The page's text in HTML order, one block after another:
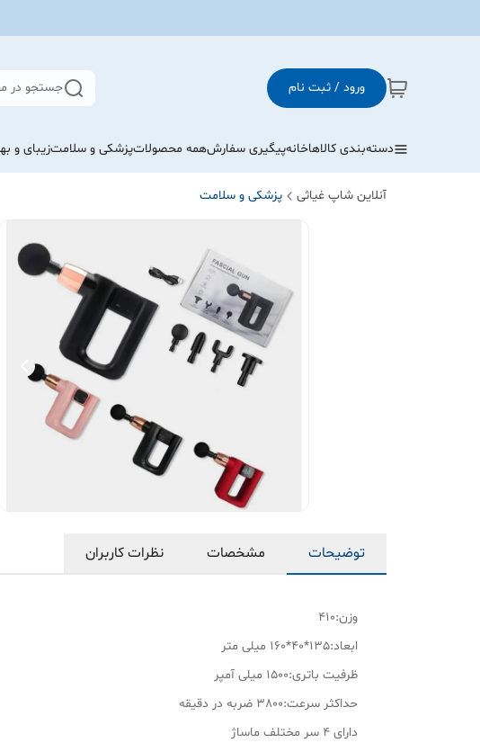
ورود / ثبت نام جستجو در
دسته‌بندی کالاهاخانهپیگیری سفارشهمه محصولاتپزشکی و سلامتزیبای و
آنلاین شاپ غیاثی پزشکی و سلامت
توضیحات مشخصات نظرات کاربران
وزن:410
ابعاد:135*40*160 میلی متر
ظرفیت باتری:1500 میلی آمپر
حداکثر سرعت:3800 ضربه در دقیقه
دارای 4 سر مختلف ماساژ